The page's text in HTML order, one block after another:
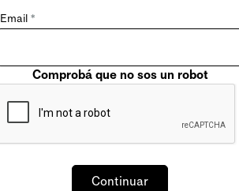
Email *
Comprobá que no sos un robot